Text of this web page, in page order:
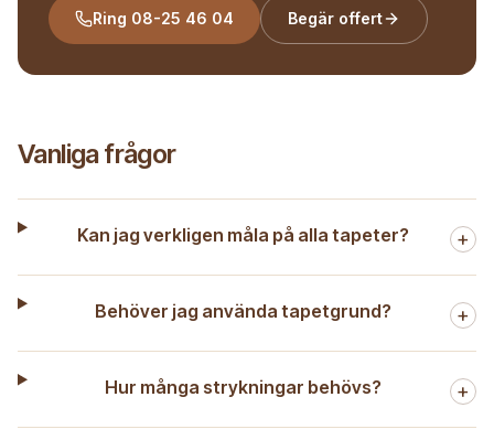
Ring 08-25 46 04 Begär offert
Vanliga frågor
Kan jag verkligen måla på alla tapeter? +
Behöver jag använda tapetgrund? +
Hur många strykningar behövs? +